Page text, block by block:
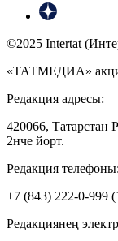
©2025 Intertat
«ТАТМЕДИА»
Редакция адресы:
420066, Татарстан
2нче йорт.
Редакция телефоны:
+7 (843) 222-0-999
Редакциянең